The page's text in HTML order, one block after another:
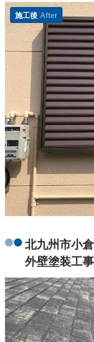
施工後 After
北九州市小
外壁塗装工